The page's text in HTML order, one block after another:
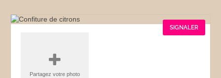
SIGNALER
Partagez votre photo